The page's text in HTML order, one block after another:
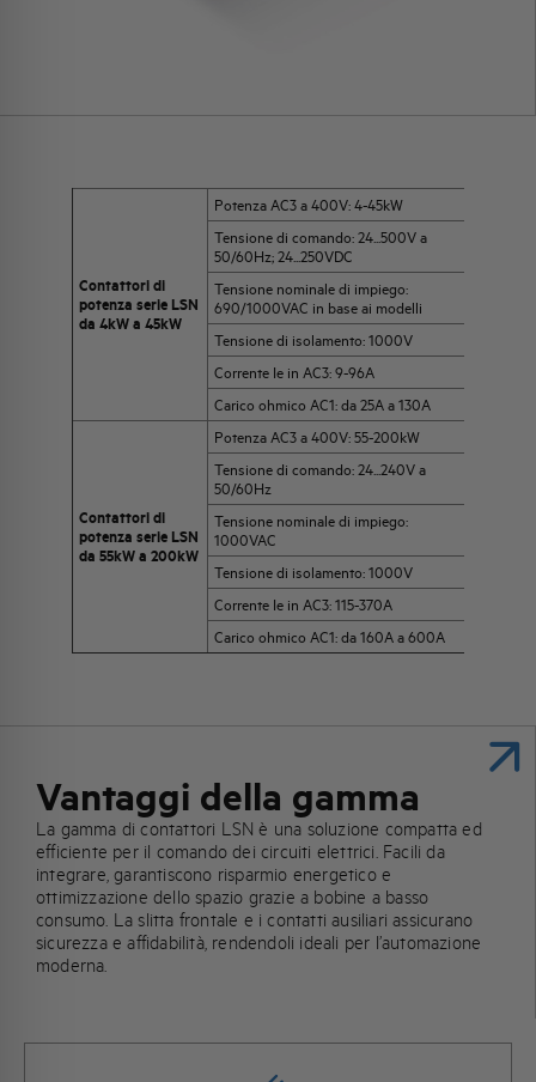
Contattori di
potenza serie LSN
da 4kW a 45kW
Potenza AC3 a 400V: 4-45kW
Tensione di comando: 24...500V a
50/60Hz; 24...250VDC
Tensione nominale di impiego:
690/1000VAC in base ai modelli
Tensione di isolamento: 1000V
Corrente Ie in AC3: 9-96A
Carico ohmico AC1: da 25A a 130A
Contattori di
potenza serie LSN
da 55kW a 200kW
Potenza AC3 a 400V: 55-200kW
Tensione di comando: 24...240V a
50/60Hz
Tensione nominale di impiego:
1000VAC
Tensione di isolamento: 1000V
Corrente Ie in AC3: 115-370A
Carico ohmico AC1: da 160A a 600A
Vantaggi della gamma
La gamma di contattori LSN è una soluzione compatta ed
efficiente per il comando dei circuiti elettrici. Facili da
integrare, garantiscono risparmio energetico e
ottimizzazione dello spazio grazie a bobine a basso
consumo. La slitta frontale e i contatti ausiliari assicurano
sicurezza e affidabilità, rendendoli ideali per l’automazione
moderna.